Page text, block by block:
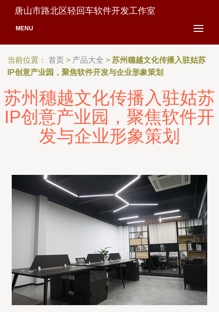
唐山市路北区轻回车软件开发工作室
MENU
当前位置： 首页 > 产品大全 > 苏州穗越文化传播入驻姑苏
IP创意产业园，聚焦软件开发与企业形象策划
苏州穗越文化传播入驻姑苏
IP创意产业园，聚焦软件开
发与企业形象策划